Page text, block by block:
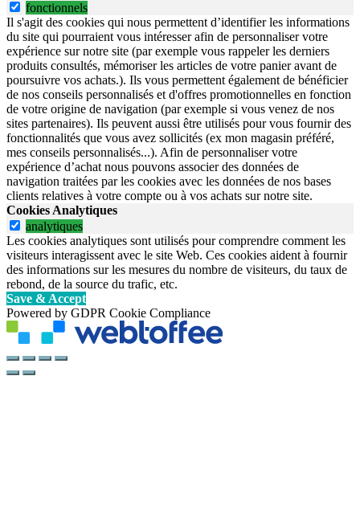
fonctionnels
Il s'agit des cookies qui nous permettent d’identifier les informations
du site qui pourraient vous intéresser afin de personnaliser votre
expérience sur notre site (par exemple vous rappeler les derniers
produits consultés, mémoriser les articles de votre panier avant de
poursuivre vos achats.). Ils vous permettent également de bénéficier
de nos conseils personnalisés et d'offres promotionnelles en fonction
de votre origine de navigation (par exemple si vous venez de nos
sites partenaires). Ils peuvent aussi être utilisés pour vous fournir des
fonctionnalités que vous avez sollicités (ex mon magasin préféré,
mes conseils personnalisés...). Afin de personnaliser votre
expérience d’achat nous pouvons associer des données de
navigation traitées par les cookies avec les données de nos bases
clients relatives à votre compte ou à vos achats sur notre site.
Cookies Analytiques
analytiques
Les cookies analytiques sont utilisés pour comprendre comment les
visiteurs interagissent avec le site Web. Ces cookies aident à fournir
des informations sur les mesures du nombre de visiteurs, du taux de
rebond, de la source du trafic, etc.
Save & Accept
Powered by GDPR Cookie Compliance